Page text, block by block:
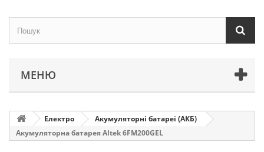
МЕНЮ
Електро
Акумуляторні батареї (АКБ)
Акумуляторна батарея Altek 6FM200GEL